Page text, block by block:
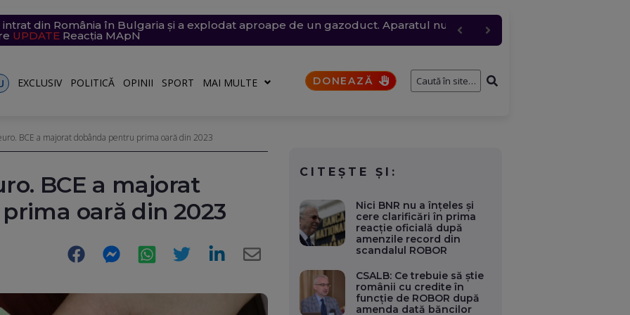
din România în Bulgaria și a explodat aproape de un gazoduct. Aparatul nu
UPDATE Reacția MApN
vijelii. Trei Coduri galbene, temperaturi de 37 de grade și rafale de peste 80
și drone asupra Kievului. Trei oameni, inclusiv un copil de patru ani, au
săptămâna viitoare. Accesul se va face în etape. Iată ce se întâmplă cu cererile și
scufundate în Dunăre. Operațiunea continuă pentru a trimite mai multă apă
EXCLUSIV POLITICĂ OPINII SPORT MAI MULTE DONEAZĂ
BCE a majorat dobânda pentru prima oară din 2023
BCE a majorat
oară din 2023
Facebook Messenger WhatsApp Twitter LinkedIn
CITEȘTE ȘI:
Nici BNR nu a înțeles și
cere clarificări în prima
reacție oficială după
amenzile record din
scandalul ROBOR
CSALB: Ce trebuie să știe
românii cu credite în
funcție de ROBOR după
amenda dată băncilor